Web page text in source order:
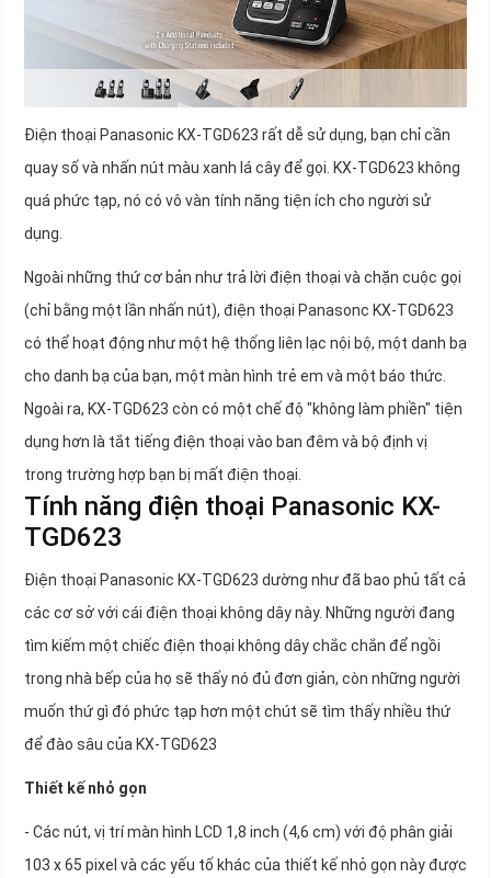
Điện thoại Panasonic KX-TGD623 rất dễ sử dụng, bạn chỉ cần
quay số và nhấn nút màu xanh lá cây để gọi. KX-TGD623 không
quá phức tạp, nó có vô vàn tính năng tiện ích cho người sử
dụng.
Ngoài những thứ cơ bản như trả lời điện thoại và chặn cuộc gọi
(chỉ bằng một lần nhấn nút), điện thoại Panasonc KX-TGD623
có thể hoạt động như một hệ thống liên lạc nội bộ, một danh bạ
cho danh bạ của bạn, một màn hình trẻ em và một báo thức.
Ngoài ra, KX-TGD623 còn có một chế độ "không làm phiền" tiện
dụng hơn là tắt tiếng điện thoại vào ban đêm và bộ định vị
trong trường hợp bạn bị mất điện thoại.
Tính năng điện thoại Panasonic KX-
TGD623
Điện thoại Panasonic KX-TGD623 dường như đã bao phủ tất cả
các cơ sở với cái điện thoại không dây này. Những người đang
tìm kiếm một chiếc điện thoại không dây chắc chắn để ngồi
trong nhà bếp của họ sẽ thấy nó đủ đơn giản, còn những người
muốn thứ gì đó phức tạp hơn một chút sẽ tìm thấy nhiều thứ
để đào sâu của KX-TGD623
Thiết kế nhỏ gọn
- Các nút, vị trí màn hình LCD 1,8 inch (4,6 cm) với độ phân giải
103 x 65 pixel và các yếu tố khác của thiết kế nhỏ gọn này được